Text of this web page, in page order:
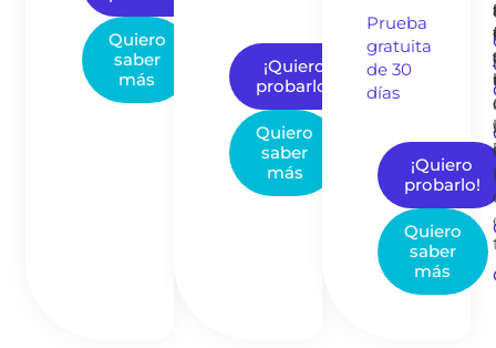
Quiero
saber
más
¡Quiero
probarlo!
Quiero
saber
más
Prueba
gratuita
de 30
días​
¡Quiero
probarlo!
Quiero
saber
más